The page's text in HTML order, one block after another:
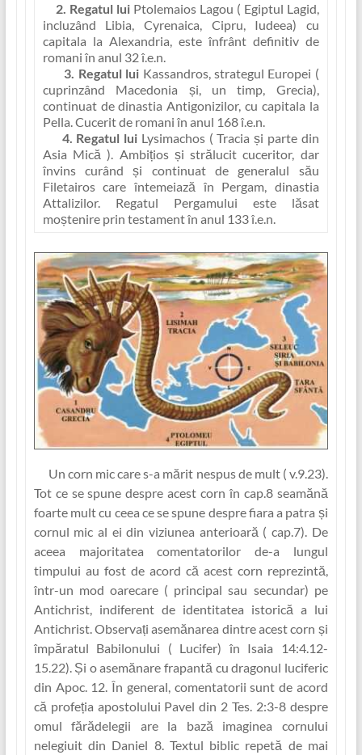
2. Regatul lui Ptolemaios Lagou ( Egiptul Lagid,
incluzând Libia, Cyrenaica, Cipru, Iudeea) cu
capitala la Alexandria, este înfrânt definitiv de
romani în anul 32 î.e.n.
3. Regatul lui Kassandros,strategul Europei (
cuprinzând Macedonia și, un timp, Grecia),
continuat de dinastia Antigonizilor, cu capitala la
Pella. Cucerit de romani în anul 168 î.e.n.
4. Regatul lui Lysimachos( Tracia și parte din
Asia Mică ). Ambiț‏ios și strălucit cuceritor, dar
învins curând și continuat de generalul său
Filetairos care întemeiază în Pergam, dinastia
Attalizilor. Regatul Pergamului este lăsat
moștenire prin testament în anul 133 î.e.n.
Un corn mic care s-a mărit nespus de mult( v.9.23).
Tot ce se spune despre acest corn în cap.8 seamănă
foarte mult cu ceea ce se spune despre fiara a patra și
cornul mic al ei din viziunea anterioară ( cap.7). De
aceea majoritatea comentatorilor de-a lungul
timpului au fost de acord că acest corn reprezintă,
într-un mod oarecare ( principal sau secundar) pe
Antichrist, indiferent de identitatea istorică a lui
Antichrist. Observaț‏i asemănarea dintre acest corn și
împăratul Babilonului ( Lucifer) în Isaia 14:4.12-
15.22). Și o asemănare frapantă cu dragonul luciferic
din Apoc. 12. În general, comentatorii sunt de acord
că profe‏ția apostolului Pavel din 2 Tes. 2:3-8 despre
omul fărădelegii are la bază imaginea cornului
nelegiuit din Daniel 8. Textul biblic repetă de mai